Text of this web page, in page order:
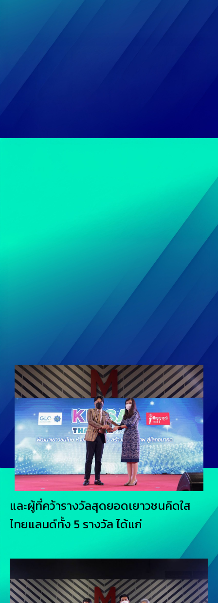
และผู้ที่คว้ารางวัลสุดยอดเยาวชนคิดใส
ไทยแลนด์ทั้ง 5 รางวัล ได้แก่